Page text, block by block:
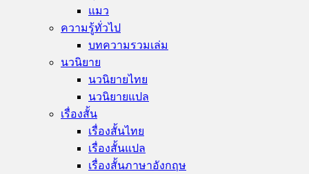
แมว
ความรู้ทั่วไป
บทความรวมเล่ม
นวนิยาย
นวนิยายไทย
นวนิยายแปล
เรื่องสั้น
เรื่องสั้นไทย
เรื่องสั้นแปล
เรื่องสั้นภาษาอังกฤษ